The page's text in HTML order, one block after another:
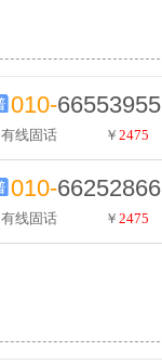
010-66553955
有线固话 ￥2475
010-66252866
有线固话 ￥2475